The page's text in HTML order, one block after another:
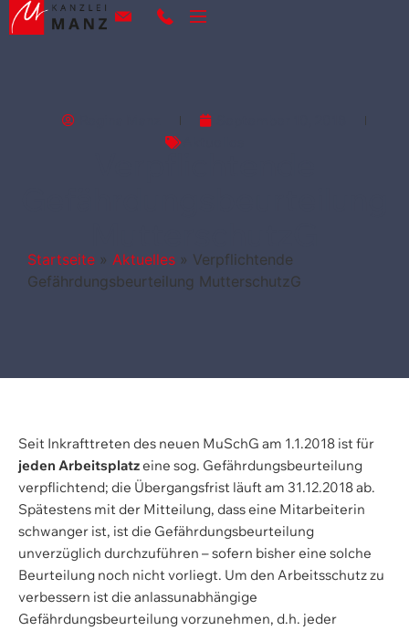
Startseite » Aktuelles » Verpflichtende
Gefährdungsbeurteilung MutterschutzG
Seit Inkrafttreten des neuen MuSchG am 1.1.2018 ist für
jeden Arbeitsplatzeine sog. Gefährdungsbeurteilung
verpflichtend; die Übergangsfrist läuft am 31.12.2018 ab.
Spätestens mit der Mitteilung, dass eine Mitarbeiterin
schwanger ist, ist die Gefährdungsbeurteilung
unverzüglich durchzuführen – sofern bisher eine solche
Beurteilung noch nicht vorliegt. Um den Arbeitsschutz zu
verbessern ist die anlassunabhängige
Gefährdungsbeurteilung vorzunehmen, d.h. jeder